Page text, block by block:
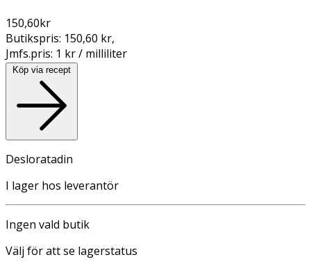
150,60kr
Butikspris: 150,60 kr,
Jmfs.pris: 1 kr / milliliter
Köp via recept
Desloratadin
I lager hos leverantör
Ingen vald butik
Välj för att se lagerstatus